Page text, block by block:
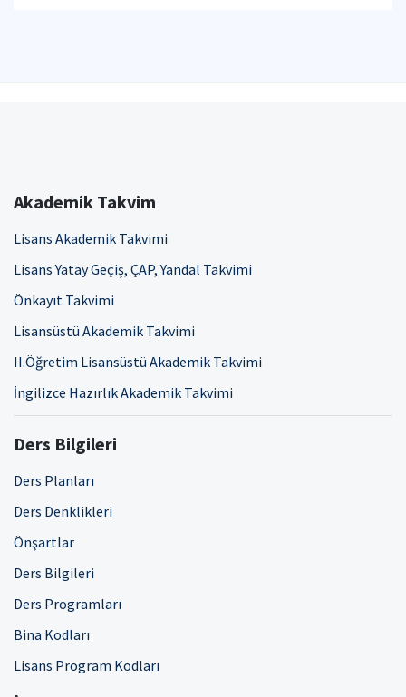
Akademik Takvim
Lisans Akademik Takvimi
Lisans Yatay Geçiş, ÇAP, Yandal Takvimi
Önkayıt Takvimi
Lisansüstü Akademik Takvimi
II.Öğretim Lisansüstü Akademik Takvimi
İngilizce Hazırlık Akademik Takvimi
Ders Bilgileri
Ders Planları
Ders Denklikleri
Önşartlar
Ders Bilgileri
Ders Programları
Bina Kodları
Lisans Program Kodları